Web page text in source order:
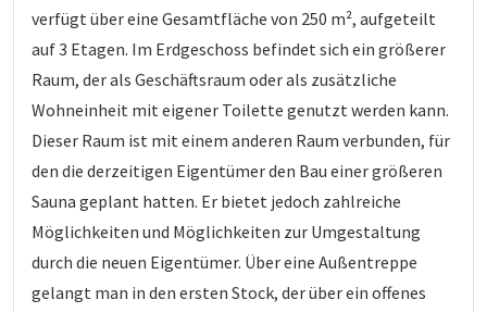
verfügt über eine Gesamtfläche von 250 m², aufgeteilt
auf 3 Etagen. Im Erdgeschoss befindet sich ein größerer
Raum, der als Geschäftsraum oder als zusätzliche
Wohneinheit mit eigener Toilette genutzt werden kann.
Dieser Raum ist mit einem anderen Raum verbunden, für
den die derzeitigen Eigentümer den Bau einer größeren
Sauna geplant hatten. Er bietet jedoch zahlreiche
Möglichkeiten und Möglichkeiten zur Umgestaltung
durch die neuen Eigentümer. Über eine Außentreppe
gelangt man in den ersten Stock, der über ein offenes